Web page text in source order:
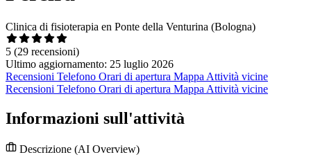
Clinica di fisioterapia en Ponte della Venturina (Bologna)
5 (29 recensioni)
Ultimo aggiornamento: 25 luglio 2026
Recensioni Telefono Orari di apertura Mappa Attività vicine
Recensioni Telefono Orari di apertura Mappa Attività vicine
Informazioni sull'attività
Descrizione (AI Overview)